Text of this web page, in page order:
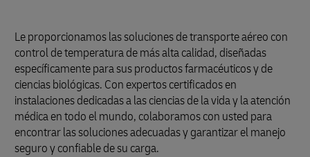
Le proporcionamos las soluciones de transporte aéreo con
control de temperatura de más alta calidad, diseñadas
específicamente para sus productos farmacéuticos y de
ciencias biológicas. Con expertos certificados en
instalaciones dedicadas a las ciencias de la vida y la atención
médica en todo el mundo, colaboramos con usted para
encontrar las soluciones adecuadas y garantizar el manejo
seguro y confiable de su carga.